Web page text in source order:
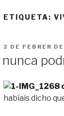
ETIQUETA:
PUBLICAT
2 DE FEBRER
nunca
habíais dicho